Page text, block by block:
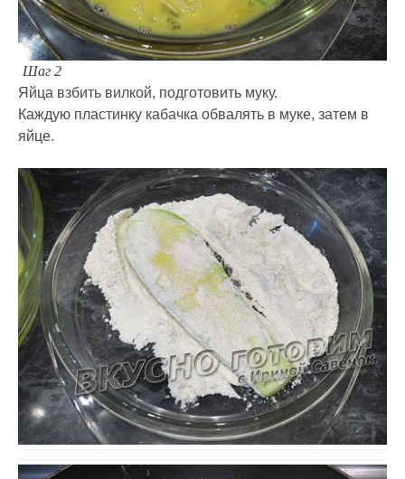
Шаг 2
Яйца взбить вилкой, подготовить муку.
Каждую пластинку кабачка обвалять в муке, затем в
яйце.